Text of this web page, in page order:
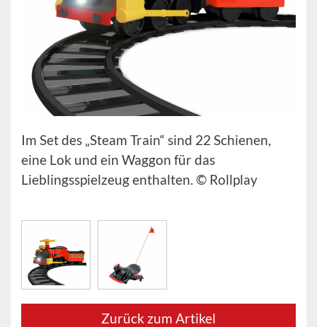
Im Set des „Steam Train“ sind 22 Schienen,
eine Lok und ein Waggon für das
Lieblingsspielzeug enthalten. © Rollplay
Zurück zum Artikel